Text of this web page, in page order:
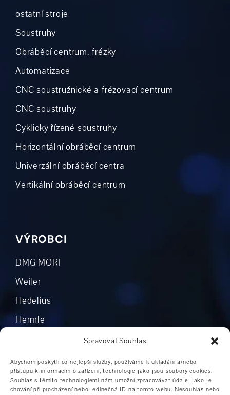
Spravovat Souhlas
Abychom poskytli co nejlepší služby, používáme k ukládání a/nebo
přístupu k informacím o zařízení, technologie jako jsou soubory cookies.
Souhlas s těmito technologiemi nám umožní zpracovávat údaje, jako je
chování při procházení nebo jedinečná ID na tomto webu. Nesouhlas nebo
ostatní stroje
Soustruhy
Obráběcí centrum, frézky
Automatizace
CNC soustružnické a frézovací centrum
CNC soustruhy
Cyklicky řízené soustruhy
Horizontální obráběcí centrum
Univerzální obráběcí centra
Vertikální obráběcí centrum
VÝROBCI
DMG MORI
Weiler
Hedelius
Hermle
Okuma
Boehringer